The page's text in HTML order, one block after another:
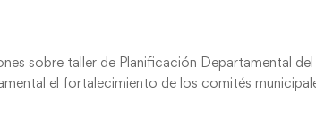
sobre taller de Planificación Departamental del
el fortalecimiento de los comités